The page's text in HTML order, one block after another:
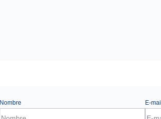
Nombre E-mail